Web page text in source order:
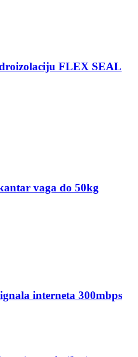
FLEX SEAL
FLEX SEAL Crna količina
vaga do 50kg
do 50kg količina
interneta 300mbps
300mbps količina